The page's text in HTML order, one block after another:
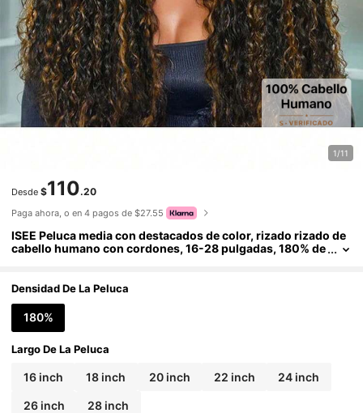
1/11
Desde $110.20
Paga ahora, o en 4 pagos de $27.55
ISEE Peluca media con destacados de color, rizado rizado de
cabello humano con cordones, 16-28 pulgadas, 180% de
Densidad De La Peluca
180%
Largo De La Peluca
16 inch 18 inch 20 inch 22 inch 24 inch
26 inch 28 inch